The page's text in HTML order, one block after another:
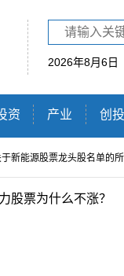
2026年8月6日
资 产业 创投
新能源股票龙头股名单的
股票为什么不涨？